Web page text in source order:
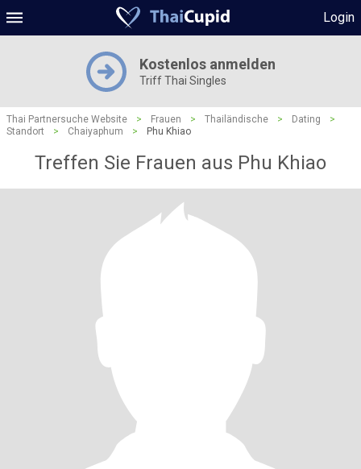
Login
Kostenlos anmelden
Triff Thai Singles
Thai Partnersuche Website > Frauen > Thailändische > Dating
>
Standort
> Chaiyaphum > Phu Khiao
Treffen Sie Frauen aus Phu Khiao